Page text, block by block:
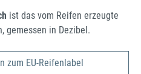
ist das vom Reifen erzeugte
gemessen in Dezibel.
zum EU-Reifenlabel